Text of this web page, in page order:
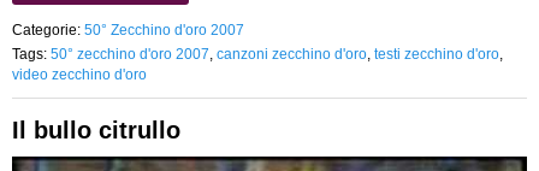
Categorie: 50° Zecchino d'oro 2007
Tags: 50° zecchino d'oro 2007 canzoni zecchino d'oro testi zecchino d'oro
video zecchino d'oro
Il bullo citrullo